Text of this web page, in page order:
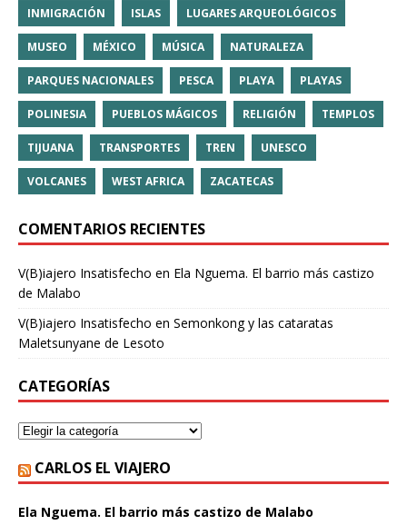
INMIGRACIÓN ISLAS LUGARES ARQUEOLÓGICOS
MUSEO MÉXICO MÚSICA NATURALEZA
PARQUES NACIONALES PESCA PLAYA PLAYAS
POLINESIA PUEBLOS MÁGICOS RELIGIÓN TEMPLOS
TIJUANA TRANSPORTES TREN UNESCO
VOLCANES WEST AFRICA ZACATECAS
COMENTARIOS RECIENTES
V(B)iajero Insatisfecho en Ela Nguema. El barrio más castizo
de Malabo
V(B)iajero Insatisfecho en Semonkong y las cataratas
Maletsunyane de Lesoto
CATEGORÍAS
CARLOS EL VIAJERO
Ela Nguema. El barrio más castizo de Malabo